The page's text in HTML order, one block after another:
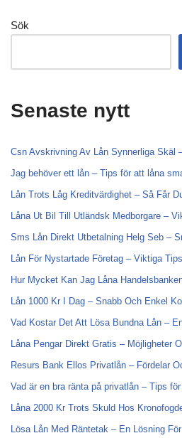
Sök
Senaste nytt
Csn Avskrivning Av Lån Synnerliga Skäl
Jag behöver ett lån – Tips för att låna
Lån Trots Låg Kreditvärdighet – Så Får
Låna Ut Bil Till Utländsk Medborgare –
Sms Lån Direkt Utbetalning Helg Seb –
Lån För Nystartade Företag – Viktiga
Hur Mycket Kan Jag Låna
Lån 1000 Kr I Dag – Snabb Och Enkel
Vad Kostar Det Att Lösa Bundna Lån –
Låna Pengar Direkt Gratis – Möjligheter
Resurs Bank Ellos Privatlån – Fördelar
Vad är en bra ränta på privatlån – Tips
Låna 2000 Kr Trots Skuld Hos
Lösa Lån Med Räntetak – En Lösning